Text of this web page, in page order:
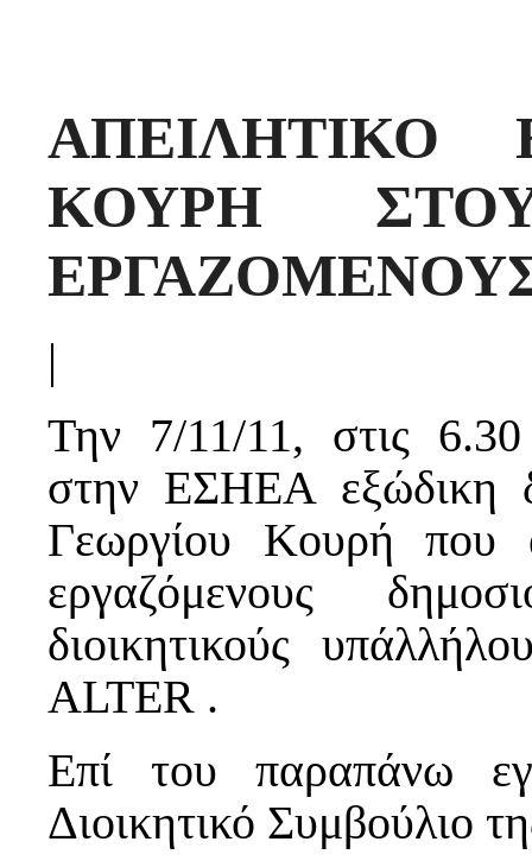
ΚΟΥΡΗ
ΕΡΓΑΖΟΜΕΝΟΥΣ
|
Την 7/11/11, στις 6.30
στην ΕΣΗΕΑ εξώδικη
Γεωργίου Κουρή που
εργαζόμενους
διοικητικούς
ALTER .
Επί του παραπάνω
Διοικητικό Συμβούλιο